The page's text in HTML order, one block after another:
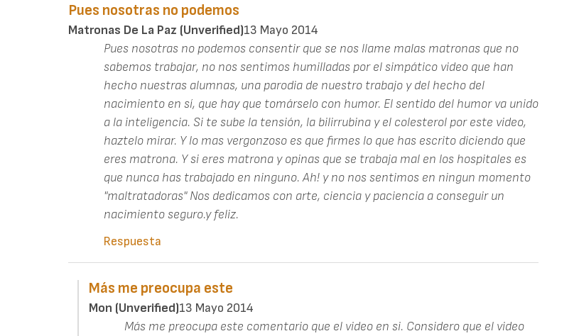
Pues nosotras no podemos
Matronas De La Paz (unverified)13 Mayo 2014
Pues nosotras no podemos consentir que se nos llame malas matronas que no
sabemos trabajar, no nos sentimos humilladas por el simpático video que han
hecho nuestras alumnas, una parodia de nuestro trabajo y del hecho del
nacimiento en sí, que hay que tomárselo con humor. El sentido del humor va unido
a la inteligencia. Si te sube la tensión, la bilirrubina y el colesterol por este video,
haztelo mirar. Y lo mas vergonzoso es que firmes lo que has escrito diciendo que
eres matrona. Y si eres matrona y opinas que se trabaja mal en los hospitales es
que nunca has trabajado en ninguno. Ah! y no nos sentimos en ningun momento
"maltratadoras" Nos dedicamos con arte, ciencia y paciencia a conseguir un
nacimiento seguro.y feliz.
Respuesta
Más me preocupa este
Mon (unverified)13 Mayo 2014
Más me preocupa este comentario que el video en si. Considero que el video